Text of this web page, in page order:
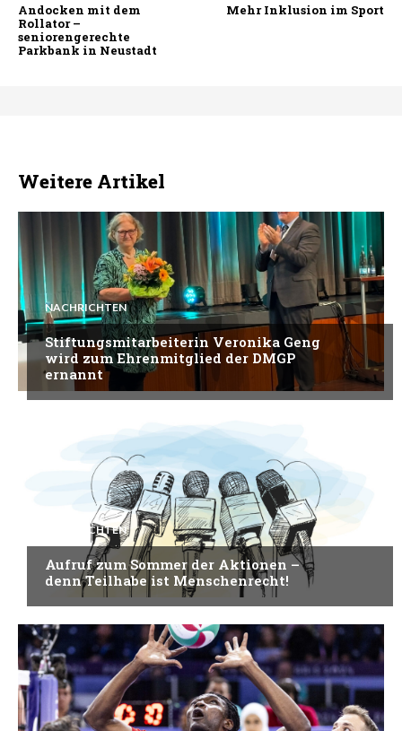
Andocken mit dem
Rollator –
seniorengerechte
Parkbank in Neustadt
Mehr Inklusion im Sport
Weitere Artikel
NACHRICHTEN
Stiftungsmitarbeiterin Veronika Geng
wird zum Ehrenmitglied der DMGP
ernannt
NACHRICHTEN
Aufruf zum Sommer der Aktionen –
denn Teilhabe ist Menschenrecht!